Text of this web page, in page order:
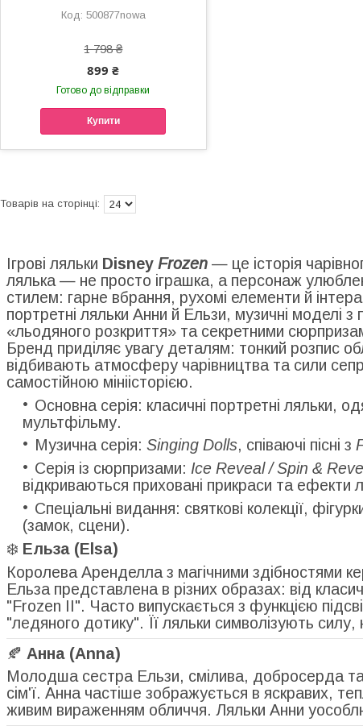
500877nowa
1 798 ₴
899 ₴
Готово до відправки
Купити
Ігрові ляльки Disney Frozen — це історія
лялька — не просто іграшка, а персонаж
стилем: гарне вбрання, рухомі елементи й
портретні ляльки Анни й Ельзи, музичні моделі
«льодяного розкриття» та секретними
Бренд приділяє увагу деталям: тонкий розпис
відбивають атмосферу чарівництва та сили
самостійною мініісторією.
Основна серія: класичні портретні ляльки,
мультфільму.
Музична серія: Singing Dolls, співаючі пісні з
Серія із сюрпризами: Ice Reveal / Spin &
відкриваються приховані прикраси та ефекти
Спеціальні видання: святкові колекції,
(замок, сцени).
❄️ Ельза (Elsa)
Королева Аренделла з магічними здібностями
Ельза представлена в різних образах: від
"Frozen II". Часто випускається з функцією
"ледяного дотику". Її ляльки символізують
🍂 Анна (Anna)
Молодша сестра Ельзи, смілива, добросерда
сім'ї. Анна частіше зображується в яскравих,
живим вираженням обличчя. Ляльки Анни